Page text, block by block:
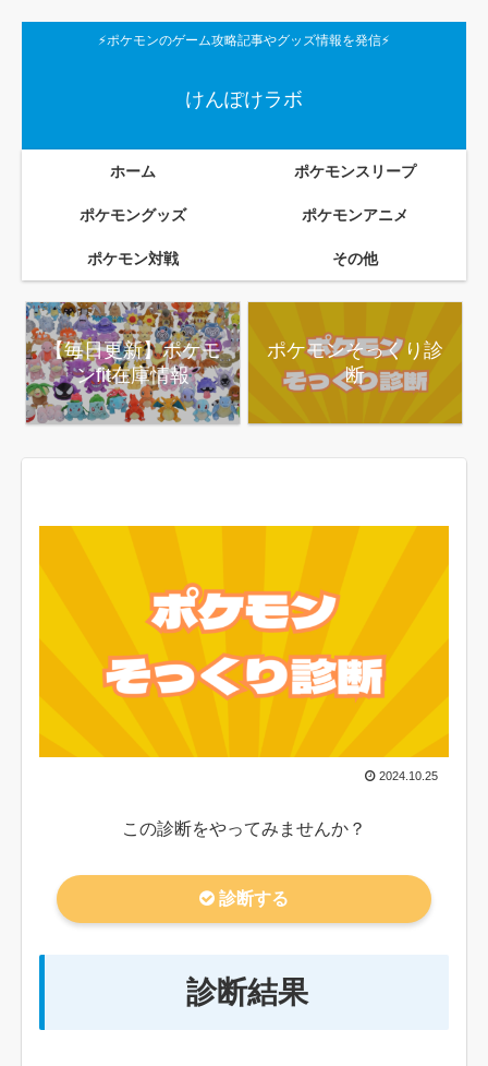
⚡ポケモンのゲーム攻略記事やグッズ情報を発信⚡
けんぽけラボ
ホーム ポケモンスリープ
ポケモングッズ ポケモンアニメ
ポケモン対戦 その他
【毎日更新】ポケモ
ンfit在庫情報
ポケモンそっくり診
断
2024.10.25
この診断をやってみませんか？
診断する
診断結果